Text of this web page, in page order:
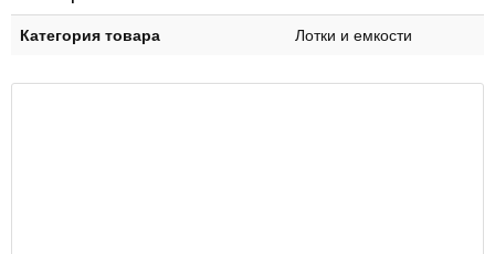
Категория товара Лотки и емкости